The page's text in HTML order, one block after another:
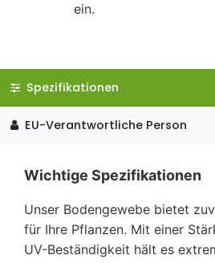
ein.
Spezifikationen
EU-Verantwortliche Person
Wichtige Spezifikationen
Unser Bodengewebe bietet
für Ihre Pflanzen. Mit einer
UV-Beständigkeit hält es